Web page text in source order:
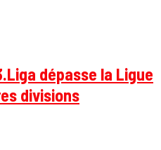
dépasse la Ligue
divisions